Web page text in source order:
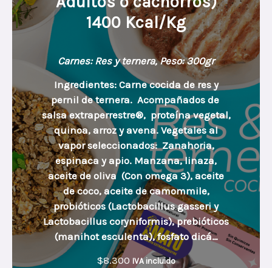
oo
1400 Kcal/Kg
Carnes: Res y ternera, Peso: 300gr
Ingredientes: Carne cocida de res y
pernil de ternera. Acompañados de
salsa extraperrestre®, proteína vegetal,
quinoa, arroz y avena. Vegetales al
vapor seleccionados: Zanahoria,
espinaca y apio. Manzana, linaza,
aceite de oliva (Con omega 3), aceite
de coco, aceite de camommile,
probióticos (Lactobacillus gasseri y
Lactobacillus coryniformis), prebióticos
(manihot esculenta), fosfato dicá…
$8.300 IVA incluido